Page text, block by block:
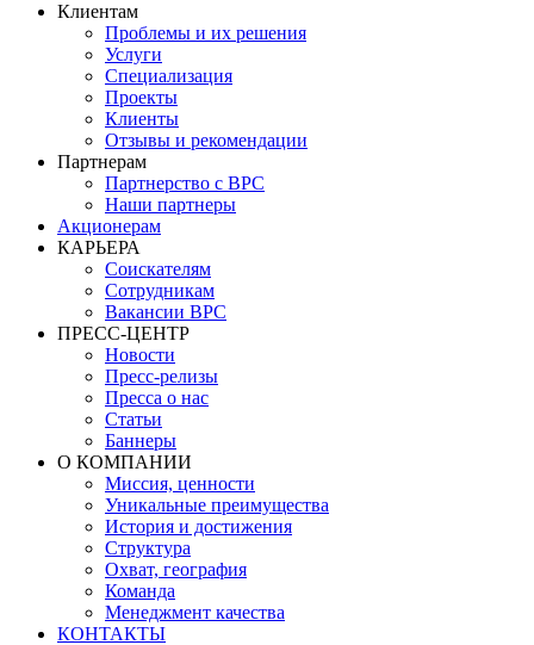
Клиентам
Проблемы и их решения
Услуги
Специализация
Проекты
Клиенты
Отзывы и рекомендации
Партнерам
Партнерство с BPC
Наши партнеры
Акционерам
КАРЬЕРА
Соискателям
Сотрудникам
Вакансии BPC
ПРЕСС-ЦЕНТР
Новости
Пресс-релизы
Пресса о нас
Статьи
Баннеры
О КОМПАНИИ
Миссия, ценности
Уникальные преимущества
История и достижения
Структура
Охват, география
Команда
Менеджмент качества
КОНТАКТЫ